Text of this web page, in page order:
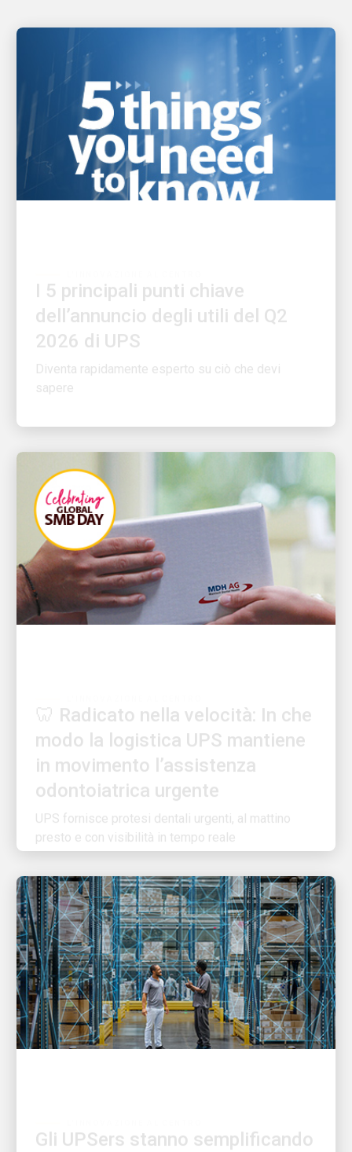
dell’annuncio degli utili del Q2
2026 di UPS
Diventa rapidamente esperto su ciò che devi
sapere
modo la logistica UPS mantiene
in movimento l’assistenza
odontoiatrica urgente
UPS fornisce protesi dentali urgenti, al mattino
presto e con visibilità in tempo reale
la logistica globale con l'IA